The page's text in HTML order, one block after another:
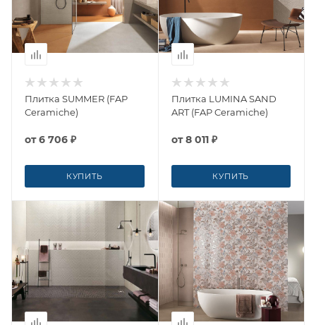
Плитка SUMMER (FAP
Ceramiche)
от6 706 ₽
КУПИТЬ
Плитка LUMINA SAND
ART (FAP Ceramiche)
от8 011 ₽
КУПИТЬ